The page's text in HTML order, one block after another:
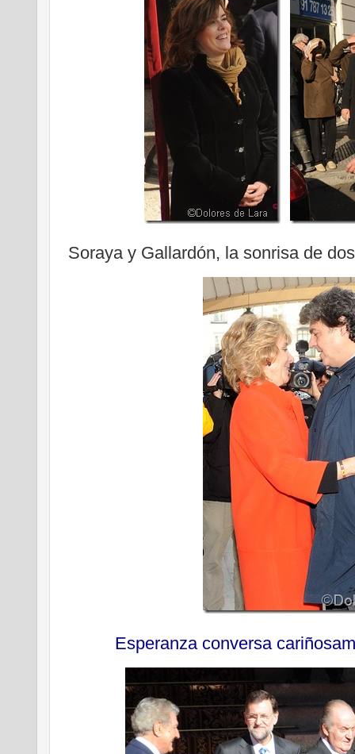
Soraya y Gallardón, la sonrisa de
Esperanza conversa